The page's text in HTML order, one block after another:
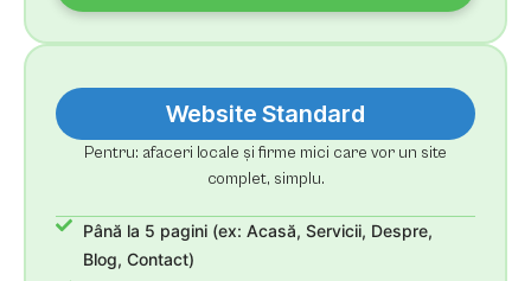
Website Standard
Pentru: afaceri locale și firme mici care vor un site
complet, simplu.
Până la 5 pagini (ex: Acasă, Servicii, Despre,
Blog, Contact)